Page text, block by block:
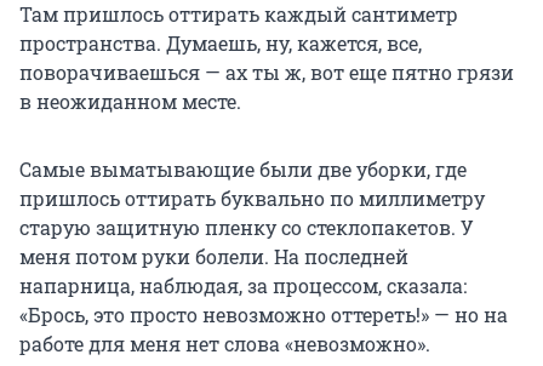
Там пришлось оттирать каждый сантиметр
пространства. Думаешь, ну, кажется, все,
поворачиваешься — ах ты ж, вот еще пятно грязи
в неожиданном месте.
Самые выматывающие были две уборки, где
пришлось оттирать буквально по миллиметру
старую защитную пленку со стеклопакетов. У
меня потом руки болели. На последней
напарница, наблюдая, за процессом, сказала:
«Брось, это просто невозможно оттереть!» — но на
работе для меня нет слова «невозможно».